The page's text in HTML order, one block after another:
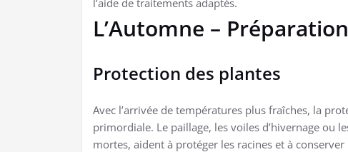
L’Automne –
Protection des plantes
Avec l’arrivée de températures plus fraîches, la
primordiale. Le paillage, les voiles d’hivernage ou
mortes, aident à protéger les racines et à